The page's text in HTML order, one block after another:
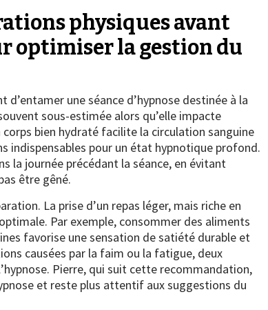
physiques avant
optimiser la gestion du
une séance d’hypnose destinée à la
sous-estimée alors qu’elle impacte
bien hydraté facilite la circulation sanguine
pour un état hypnotique profond.
la journée précédant la séance, en évitant
être gêné.
La prise d’un repas léger, mais riche en
Par exemple, consommer des aliments
favorise une sensation de satiété durable et
causées par la faim ou la fatigue, deux
Pierre, qui suit cette recommandation,
et reste plus attentif aux suggestions du